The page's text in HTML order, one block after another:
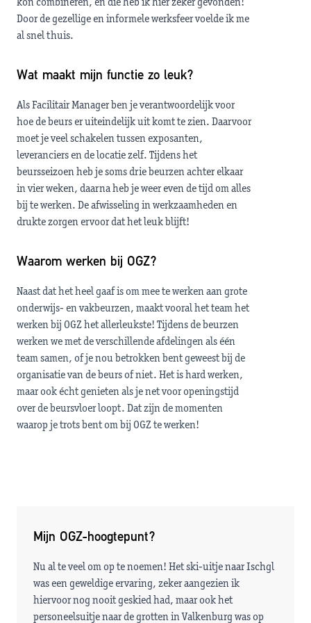
kon combineren, en die heb ik hier zeker gevonden!
Door de gezellige en informele werksfeer voelde ik me
al snel thuis.
Wat maakt mijn functie zo leuk?
Als Facilitair Manager ben je verantwoordelijk voor
hoe de beurs er uiteindelijk uit komt te zien. Daarvoor
moet je veel schakelen tussen exposanten,
leveranciers en de locatie zelf. Tijdens het
beursseizoen heb je soms drie beurzen achter elkaar
in vier weken, daarna heb je weer even de tijd om alles
bij te werken. De afwisseling in werkzaamheden en
drukte zorgen ervoor dat het leuk blijft!
Waarom werken bij OGZ?
Naast dat het heel gaaf is om mee te werken aan grote
onderwijs- en vakbeurzen, maakt vooral het team het
werken bij OGZ het allerleukste! Tijdens de beurzen
werken we met de verschillende afdelingen als één
team samen, of je nou betrokken bent geweest bij de
organisatie van de beurs of niet. Het is hard werken,
maar ook écht genieten als je net voor openingstijd
over de beursvloer loopt. Dat zijn de momenten
waarop je trots bent om bij OGZ te werken!
Mijn OGZ-hoogtepunt?
​Nu al te veel om op te noemen! Het ski-uitje naar Ischgl
was een geweldige ervaring​, zeker aangezien ik
hiervoor nog nooit geskied had, maar ook het
personeelsuitje naar de grotten in Valkenburg​ was op